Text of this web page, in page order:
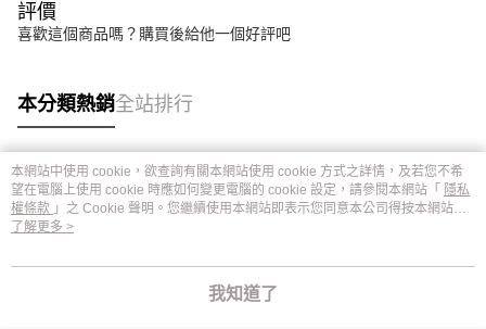
評價
喜歡這個商品嗎？購買後給他一個好評吧
本分類熱銷全站排行
熱門標籤
本網站中使用 cookie，欲查詢有關本網站使用 cookie 方式之詳情，及若您不希
望在電腦上使用 cookie 時應如何變更電腦的 cookie 設定，請參閱本網站「 隱私
權條款 」之 Cookie 聲明。您繼續使用本網站即表示您同意本公司得按本網站使
用條款之 Cookie 聲明使用 cookie。
了解更多 >
我知道了